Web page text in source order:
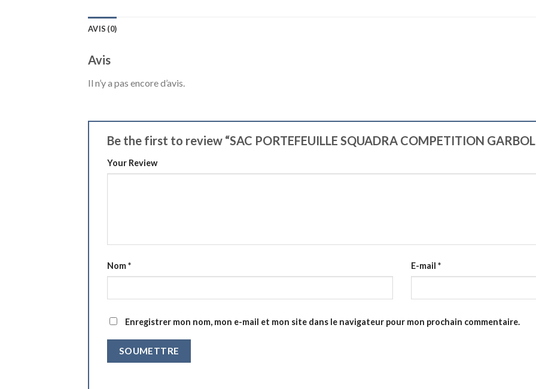
AVIS (0)
Avis
Il n’y a pas encore d’avis.
Be the first to review “SAC PORTEFEUILLE SQUADRA COMPETITION
Your Review
Nom* E-mail *
Enregistrer mon nom, mon e-mail et mon site dans le navigateur pour mon prochain commentaire.